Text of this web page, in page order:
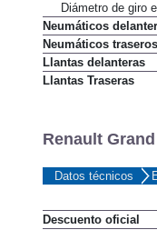
Diámetro de giro
Neumáticos
Neumáticos traseros
Llantas delanteras
Llantas Traseras
Renault Grand
Datos técnicos
Descuento oficial